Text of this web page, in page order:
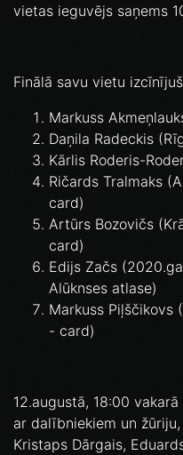
vietas ieguvējs saņems
Finālā savu vietu
Markuss
Daņila Radeckis
Kārlis Roderis-
Ričards Tralmaks
card)
Artūrs Bozovičs
card)
Edijs Začs
Alūknses atlase)
Markuss Piļščikovs
- card)
12.augustā, 18:00
ar dalībniekiem un
Kristaps Dārgais,